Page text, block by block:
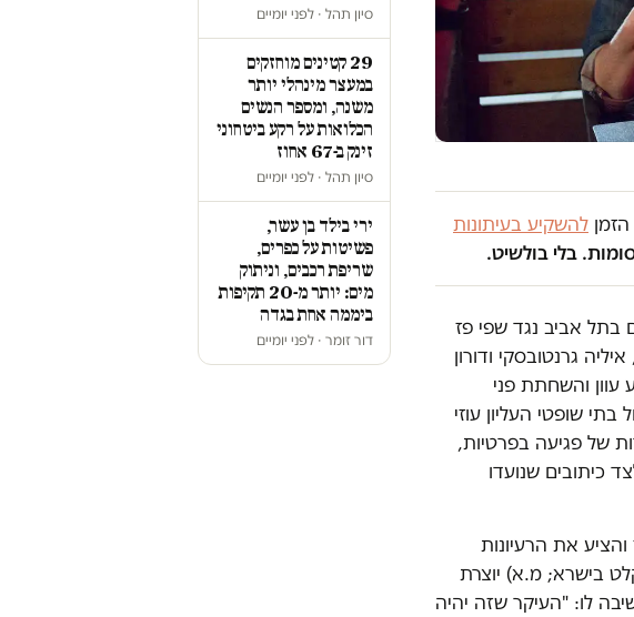
להשקיע בעיתונות
בלי בולשיט.
בתל אביב נגד שפי פז
גרנטובסקי ודורון
עוון והשחתת פני
שופטי העליון עוזי
של פגיעה בפרטיות,
כיתובים שנועדו
את הרעיונות
בישרא; מ.א) יוצרת
לו: "העיקר שזה יהיה
סיון תהל · לפני יומיים
29 קטינים מוחזקים
במעצר מינהלי יותר
משנה, ומספר הנשים
הכלואות על רקע ביטחוני
זינק ב-67 אחוז
סיון תהל · לפני יומיים
ירי בילד בן עשר,
פשיטות על כפרים,
שריפת רכבים, וניתוק
מים: יותר מ-20 תקיפות
ביממה אחת בגדה
דור זומר · לפני יומיים